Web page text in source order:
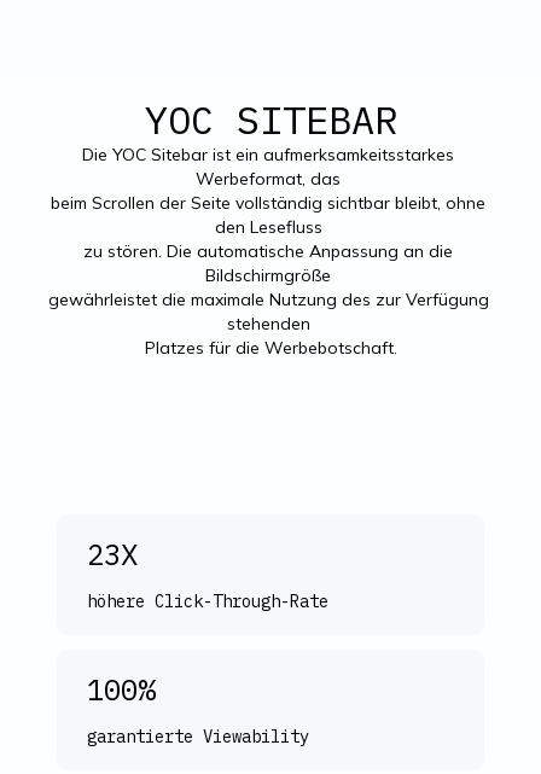
YOC SITEBAR
Die YOC Sitebar ist ein aufmerksamkeitsstarkes
Werbeformat, das
beim Scrollen der Seite vollständig sichtbar bleibt, ohne
den Lesefluss
zu stören. Die automatische Anpassung an die
Bildschirmgröße
gewährleistet die maximale Nutzung des zur Verfügung
stehenden
Platzes für die Werbebotschaft.
23X
höhere Click-Through-Rate
100%
garantierte Viewability